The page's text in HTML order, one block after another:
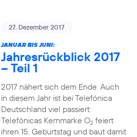
27. Dezember 2017
JANUAR BIS JUNI:
Jahresrückblick 2017
– Teil 1
2017 nähert sich dem Ende. Auch
in diesem Jahr ist bei Telefónica
Deutschland viel passiert:
Telefónicas Kernmarke O2feiert
ihren 15. Geburtstag und baut damit